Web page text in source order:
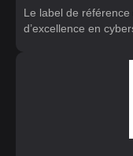
Le label de référence
d’excellence en